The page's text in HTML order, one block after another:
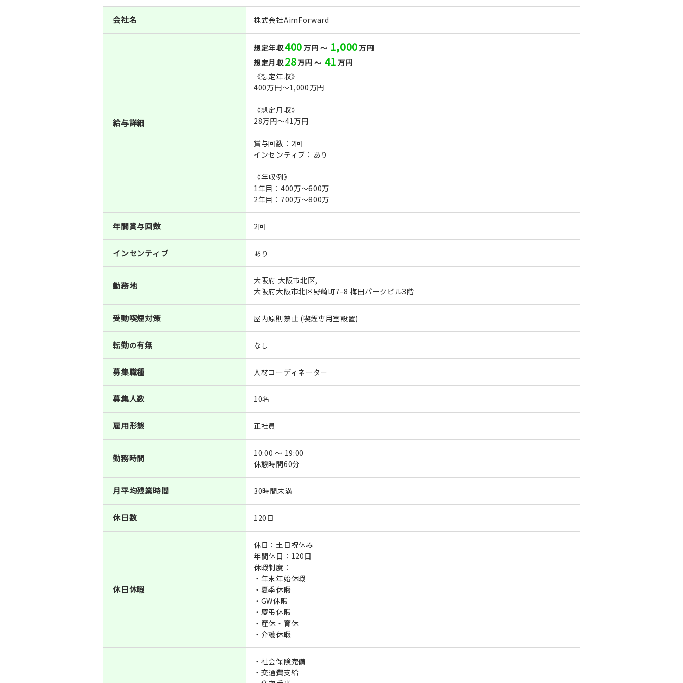
会社名 株式会社AimForward
給与詳細
想定年収400 万円 ～ 1,000 万円
想定月収28万円 ～ 41 万円
《想定年収》
400万円～1,000万円
《想定月収》
28万円～41万円
賞与回数：2回
インセンティブ：あり
《年収例》
1年目：400万～600万
2年目：700万～800万
年間賞与回数 2回
インセンティブ あり
勤務地
大阪府 大阪市北区,
大阪府大阪市北区野崎町7-8 梅田パークビル3階
受動喫煙対策 屋内原則禁止 (喫煙専用室設置)
転勤の有無 なし
募集職種 人材コーディネーター
募集人数 10名
雇用形態 正社員
勤務時間
10:00 ～ 19:00
休憩時間60分
月平均残業時間 30時間未満
休日数 120日
休日休暇
休日：土日祝休み
年間休日：120日
休暇制度：
・年末年始休暇
・夏季休暇
・GW休暇
・慶弔休暇
・産休・育休
・介護休暇
・社会保険完備
・交通費支給